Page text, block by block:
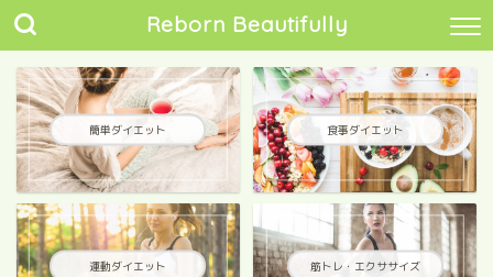
Reborn Beautifully
簡単ダイエット 食事ダイエット
運動ダイエット 筋トレ・エクササイズ